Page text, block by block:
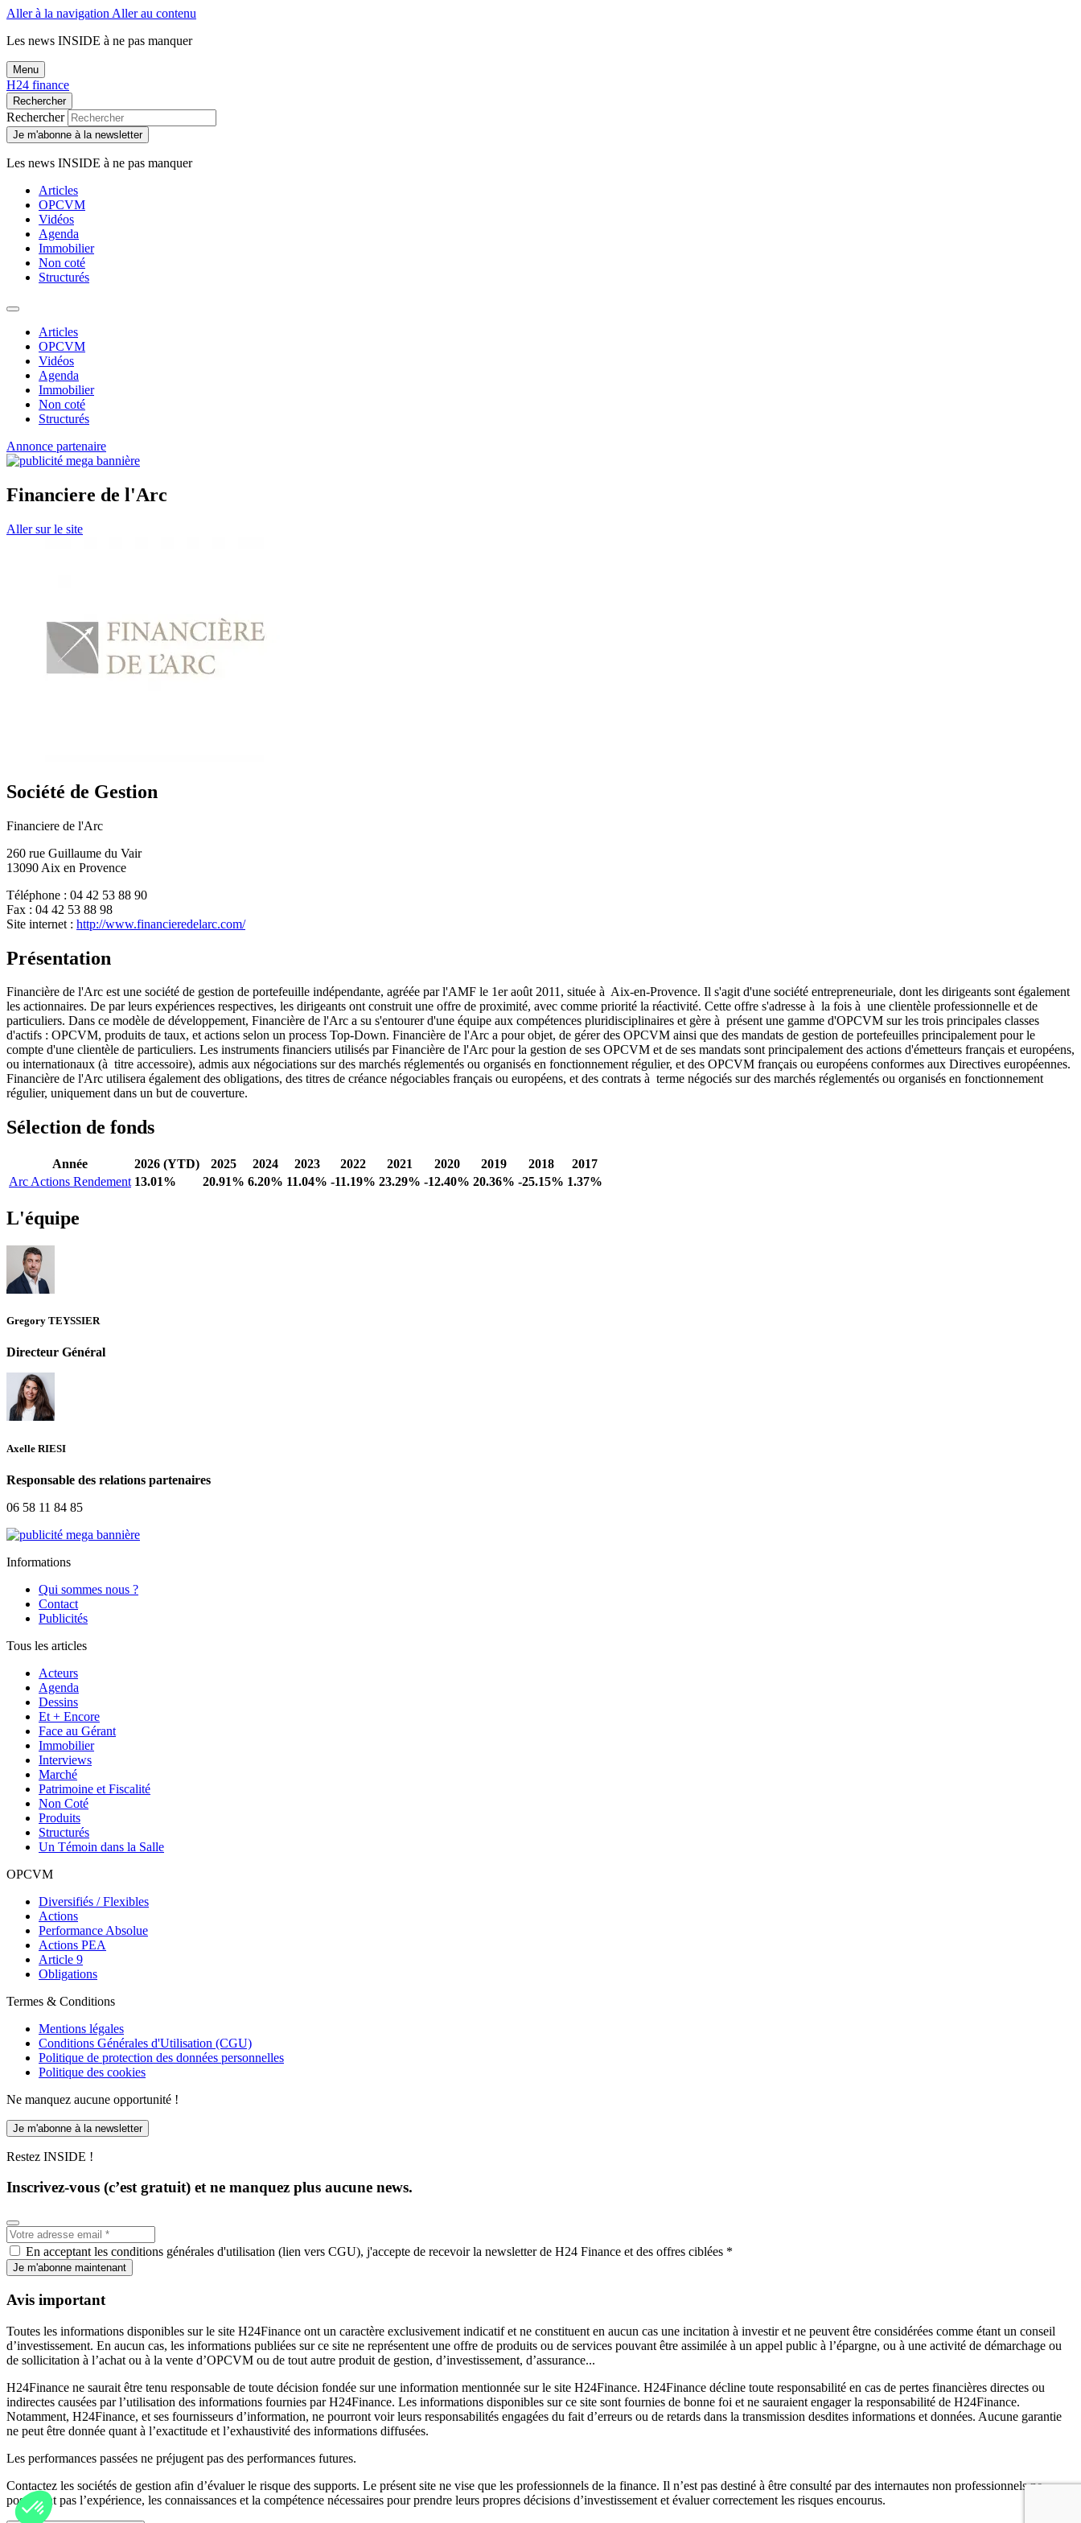
Aller à la navigation Aller au contenu
Les news INSIDE à ne pas manquer
Menu
H24 finance
Rechercher
Rechercher
Je m'abonne à la newsletter
Les news INSIDE à ne pas manquer
Articles
OPCVM
Vidéos
Agenda
Immobilier
Non coté
Structurés
Articles
OPCVM
Vidéos
Agenda
Immobilier
Non coté
Structurés
Annonce partenaire
Financiere de l'Arc
Aller sur le site
Société de Gestion
Financiere de l'Arc
260 rue Guillaume du Vair
13090 Aix en Provence
Téléphone : 04 42 53 88 90
Fax : 04 42 53 88 98
Site internet : http://www.financieredelarc.com/
Présentation
Financière de l'Arc est une société de gestion de portefeuille indépendante, agréée par l'AMF le 1er août 2011, située à Aix-en-Provence. Il s'agit d'une société entrepreneuriale, dont les dirigeants sont également
les actionnaires. De par leurs expériences respectives, les dirigeants ont construit une offre de proximité, avec comme priorité la réactivité. Cette offre s'adresse à la fois à une clientèle professionnelle et de
particuliers. Dans ce modèle de développement, Financière de l'Arc a su s'entourer d'une équipe aux compétences pluridisciplinaires et gère à présent une gamme d'OPCVM sur les trois principales classes
d'actifs : OPCVM, produits de taux, et actions selon un process Top-Down. Financière de l'Arc a pour objet, de gérer des OPCVM ainsi que des mandats de gestion de portefeuilles principalement pour le
compte d'une clientèle de particuliers. Les instruments financiers utilisés par Financière de l'Arc pour la gestion de ses OPCVM et de ses mandats sont principalement des actions d'émetteurs français et européens,
ou internationaux (à titre accessoire), admis aux négociations sur des marchés réglementés ou organisés en fonctionnement régulier, et des OPCVM français ou européens conformes aux Directives européennes.
Financière de l'Arc utilisera également des obligations, des titres de créance négociables français ou européens, et des contrats à terme négociés sur des marchés réglementés ou organisés en fonctionnement
régulier, uniquement dans un but de couverture.
Sélection de fonds
Année 2026 (YTD) 2025 2024 2023 2022 2021 2020 2019 2018
2017
Arc Actions Rendement 13.01% 20.91% 6.20% 11.04% -11.19% 23.29% -12.40% 20.36% -25.15% 1.37%
L'équipe
Gregory TEYSSIER
Directeur Général
Axelle RIESI
Responsable des relations partenaires
06 58 11 84 85
Informations
Qui sommes nous ?
Contact
Publicités
Tous les articles
Acteurs
Agenda
Dessins
Et + Encore
Face au Gérant
Immobilier
Interviews
Marché
Patrimoine et Fiscalité
Non Coté
Produits
Structurés
Un Témoin dans la Salle
OPCVM
Diversifiés / Flexibles
Actions
Performance Absolue
Actions PEA
Article 9
Obligations
Termes & Conditions
Mentions légales
Conditions Générales d'Utilisation (CGU)
Politique de protection des données personnelles
Politique des cookies
Ne manquez aucune opportunité !
Je m'abonne à la newsletter
Restez INSIDE !
Inscrivez-vous (c’est gratuit) et ne manquez plus aucune news.
En acceptant les conditions générales d'utilisation (lien vers CGU), j'accepte de recevoir la newsletter de H24 Finance et des offres ciblées *
Je m'abonne maintenant
Avis important
Toutes les informations disponibles sur le site H24Finance ont un caractère exclusivement indicatif et ne constituent en aucun cas une incitation à investir et ne peuvent être considérées comme étant un conseil
d’investissement. En aucun cas, les informations publiées sur ce site ne représentent une offre de produits ou de services pouvant être assimilée à un appel public à l’épargne, ou à une activité de démarchage ou
de sollicitation à l’achat ou à la vente d’OPCVM ou de tout autre produit de gestion, d’investissement, d’assurance...
H24Finance ne saurait être tenu responsable de toute décision fondée sur une information mentionnée sur le site H24Finance. H24Finance décline toute responsabilité en cas de pertes financières directes ou
indirectes causées par l’utilisation des informations fournies par H24Finance. Les informations disponibles sur ce site sont fournies de bonne foi et ne sauraient engager la responsabilité de H24Finance.
Notamment, H24Finance, et ses fournisseurs d’information, ne pourront voir leurs responsabilités engagées du fait d’erreurs ou de retards dans la transmission desdites informations et données. Aucune garantie
ne peut être donnée quant à l’exactitude et l’exhaustivité des informations diffusées.
Les performances passées ne préjugent pas des performances futures.
Contactez les sociétés de gestion afin d’évaluer le risque des supports. Le présent site ne vise que les professionnels de la finance. Il n’est pas destiné à être consulté par des internautes non professionnels ne
possédant pas l’expérience, les connaissances et la compétence nécessaires pour prendre leurs propres décisions d’investissement et évaluer correctement les risques encourus.